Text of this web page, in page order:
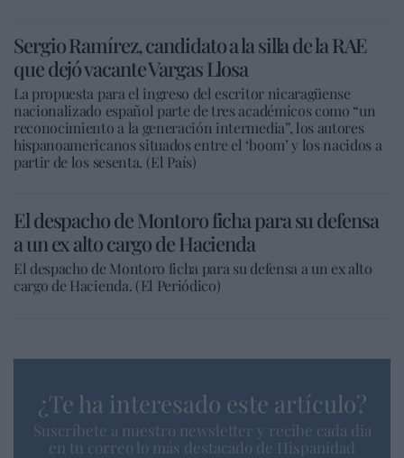
Sergio Ramírez, candidato a la silla de la RAE
que dejó vacante Vargas Llosa
La propuesta para el ingreso del escritor nicaragüense
nacionalizado español parte de tres académicos como “un
reconocimiento a la generación intermedia”, los autores
hispanoamericanos situados entre el ‘boom’ y los nacidos a
partir de los sesenta. (El País)
El despacho de Montoro ficha para su defensa
a un ex alto cargo de Hacienda
El despacho de Montoro ficha para su defensa a un ex alto
cargo de Hacienda. (El Periódico)
¿Te ha interesado este artículo?
Suscríbete a nuestro newsletter y recibe cada dia
en tu correo lo más destacado de Hispanidad